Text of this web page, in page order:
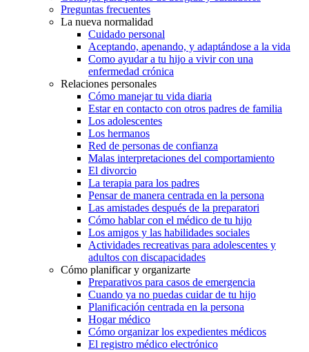
Preguntas frecuentes
La nueva normalidad
Cuidado personal
Aceptando, apenando, y adaptándose a la vida
Como ayudar a tu hijo a vivir con una
enfermedad crónica
Relaciones personales
Cómo manejar tu vida diaria
Estar en contacto con otros padres de familia
Los adolescentes
Los hermanos
Red de personas de confianza
Malas interpretaciones del comportamiento
El divorcio
La terapia para los padres
Pensar de manera centrada en la persona
Las amistades después de la preparatori
Cómo hablar con el médico de tu hijo
Los amigos y las habilidades sociales
Actividades recreativas para adolescentes y
adultos con discapacidades
Cómo planificar y organizarte
Preparativos para casos de emergencia
Cuando ya no puedas cuidar de tu hijo
Planificación centrada en la persona
Hogar médico
Cómo organizar los expedientes médicos
El registro médico electrónico